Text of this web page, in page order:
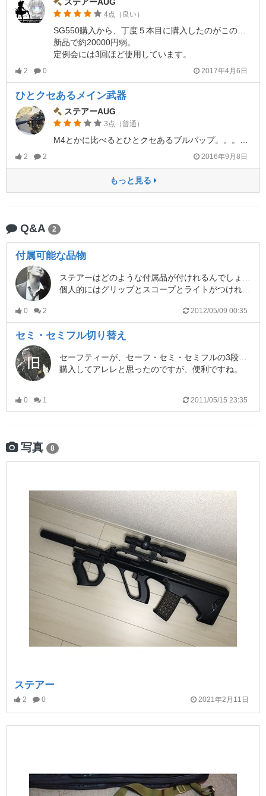
4点（良い）
新品で約20000円弱。
定例会には3回ほど使用しています。
2 0 2017年4月6日
ひとクセあるメイン武器
ステアーAUG
3点（普通）
M4とかに比べるとひとクセあるブルパップ。。。ひたすら慣れましょう(＾0＾)
2 2 2016年9月8日
もっと見る
Q&A 2
付属可能な品物
個人的にはグリップとスコープとライトがつけれれば十分ですが(・ω・｀=)ゞ
0 2 2012/05/09 00:35
セミ・セミフル切り替え
購入してアレレと思ったのですが、便利ですね。
0 1 2011/05/15 23:35
写真 8
ステアー
2 0 2021年2月11日